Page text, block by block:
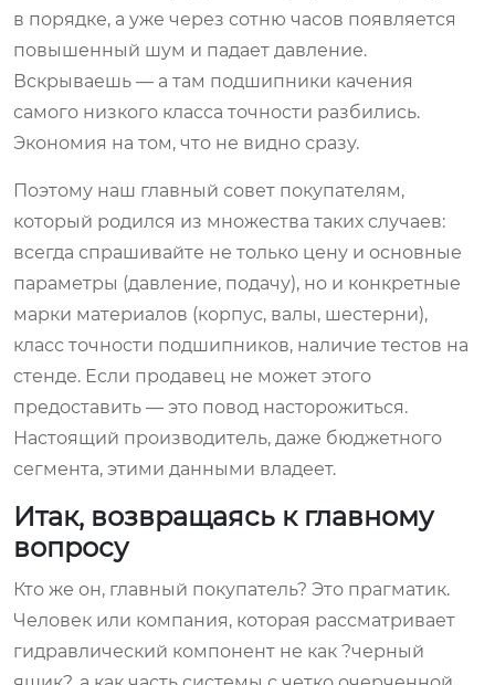
в порядке, а уже через сотню часов появляется
повышенный шум и падает давление.
Вскрываешь — а там подшипники качения
самого низкого класса точности разбились.
Экономия на том, что не видно сразу.
Поэтому наш главный совет покупателям,
который родился из множества таких случаев:
всегда спрашивайте не только цену и основные
параметры (давление, подачу), но и конкретные
марки материалов (корпус, валы, шестерни),
класс точности подшипников, наличие тестов на
стенде. Если продавец не может этого
предоставить — это повод насторожиться.
Настоящий производитель, даже бюджетного
сегмента, этими данными владеет.
Итак, возвращаясь к главному
вопросу
Кто же он, главный покупатель? Это прагматик.
Человек или компания, которая рассматривает
гидравлический компонент не как ?черный